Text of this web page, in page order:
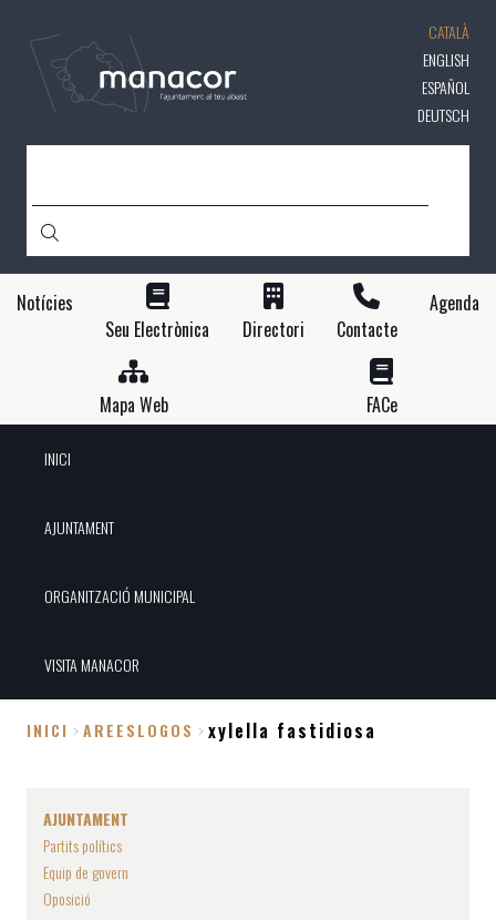
contingut
CATALÀ
ENGLISH
ESPAÑOL
DEUTSCH
Notícies
Seu Electrònica
Directori Contacte
Agenda
Mapa Web FACe
INICI
AJUNTAMENT
ORGANITZACIÓ MUNICIPAL
VISITA MANACOR
INICI AREESLOGOS xylella fastidiosa
AJUNTAMENT
Partits polítics
Equip de govern
Oposició